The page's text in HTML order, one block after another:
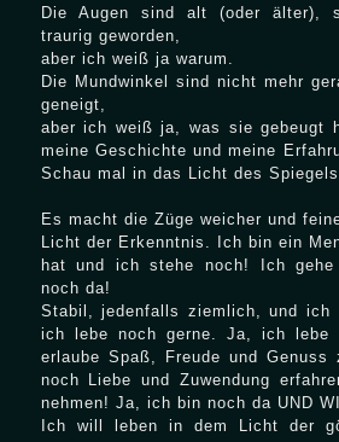
Die Augen sind alt (oder älter),
traurig geworden,
aber ich weiß ja warum.
Die Mundwinkel sind nicht mehr
geneigt,
aber ich weiß ja, was sie gebeugt
meine Geschichte und meine
Schau mal in das Licht des
Es macht die Züge weicher und
Licht der Erkenntnis. Ich bin ein
hat und ich stehe noch! Ich
noch da!
Stabil, jedenfalls ziemlich, und ich
ich lebe noch gerne. Ja, ich lebe
erlaube Spaß, Freude und
noch Liebe und Zuwendung
nehmen! Ja, ich bin noch da UND
Ich will leben in dem Licht der